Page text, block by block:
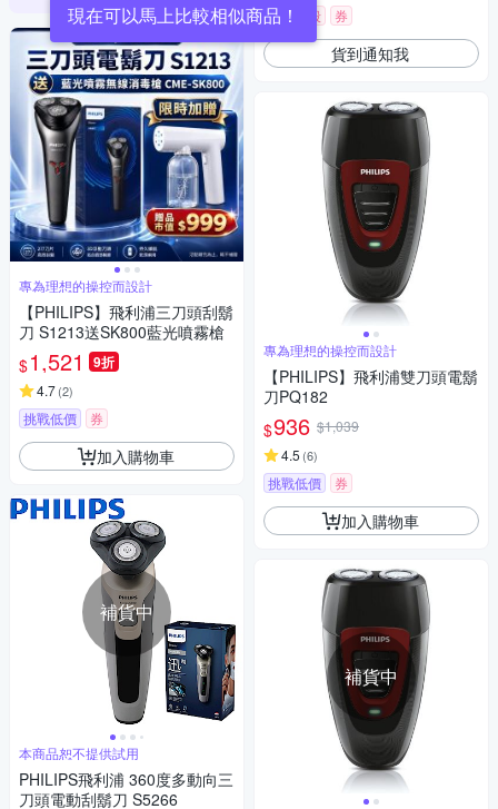
現在可以馬上比較相似商品！
專為理想的操控而設計
【PHILIPS】飛利浦三刀頭刮鬍
刀 S1213送SK800藍光噴霧槍
$1,521 9折
4.7(2)
挑戰低價 券
加入購物車
補貨中
本商品恕不提供試用
PHILIPS飛利浦 360度多動向三
刀頭電動刮鬍刀 S5266
限時下殺 券
貨到通知我
專為理想的操控而設計
【PHILIPS】飛利浦雙刀頭電鬍
刀PQ182
$936 $1,039
4.5 (6)
挑戰低價 券
加入購物車
補貨中